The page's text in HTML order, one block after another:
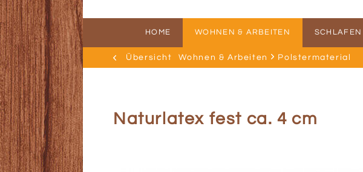
HOME WOHNEN & ARBEITEN SCHLAFEN
Übersicht Wohnen & Arbeiten Polstermaterial
Naturlatex fest ca. 4 cm